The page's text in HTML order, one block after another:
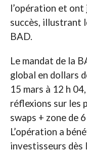
l’opération et ont
succès, illustrant
BAD.
Le mandat de la
global en dollars
15 mars à 12 h
réflexions sur les
swaps + zone de
L’opération a
investisseurs dès